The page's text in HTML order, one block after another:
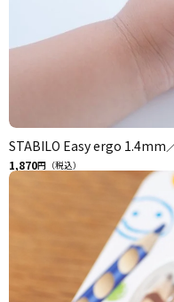
STABILO Easy ergo 1.4mm
1,870円（税込）